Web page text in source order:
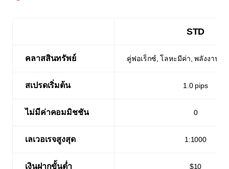
STD
คลาสสินทรัพย์ คู่ฟอเร็กซ์, โลหะมีค่า, พลังงาน,
สเปรดเริ่มต้น 1.0 pips
ไม่มีค่าคอมมิชชัน 0
เลเวอเรจสูงสุด 1:1000
เงินฝากขั้นต่ำ $10